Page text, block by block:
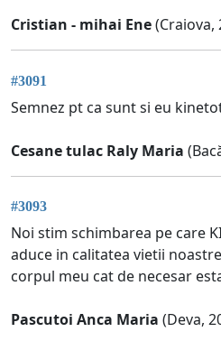
Cristian - mihai Ene(Craiova,
#3091
Semnez pt ca sunt si eu
Cesane tulac Raly Maria
#3093
Noi stim schimbarea pe care
aduce in calitatea vietii
corpul meu cat de necesar
Pascutoi Anca Maria (Deva,